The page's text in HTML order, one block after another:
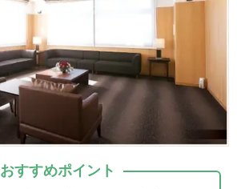
おすすめポイント